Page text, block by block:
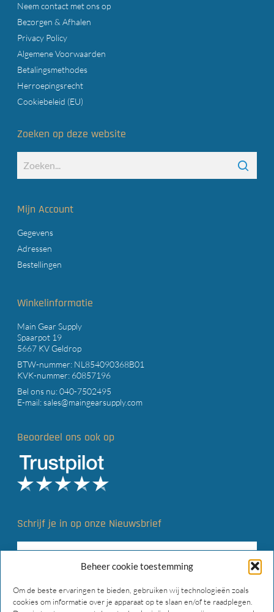
Beheer cookie toestemming
Om de beste ervaringen te bieden, gebruiken wij technologieën zoals
cookies om informatie over je apparaat op te slaan en/of te raadplegen.
Neem contact met ons op
Bezorgen & Afhalen
Privacy Policy
Algemene Voorwaarden
Betalingsmethodes
Herroepingsrecht
Cookiebeleid (EU)
Zoeken op deze website
Mijn Account
Gegevens
Adressen
Bestellingen
Winkelinformatie
Main Gear Supply
Spaarpot 19
5667 KV Geldrop
BTW-nummer: NL854090368B01
KVK-nummer: 60857196
Bel ons nu:040-7502495
E-mail:sales@maingearsupply.com
Beoordeel ons ook op
Schrijf je in op onze Nieuwsbrief